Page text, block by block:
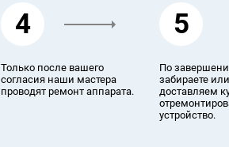
4
Только после вашего
согласия наши мастера
проводят ремонт аппарата.
5
По
забираете
доставляем
устройство.